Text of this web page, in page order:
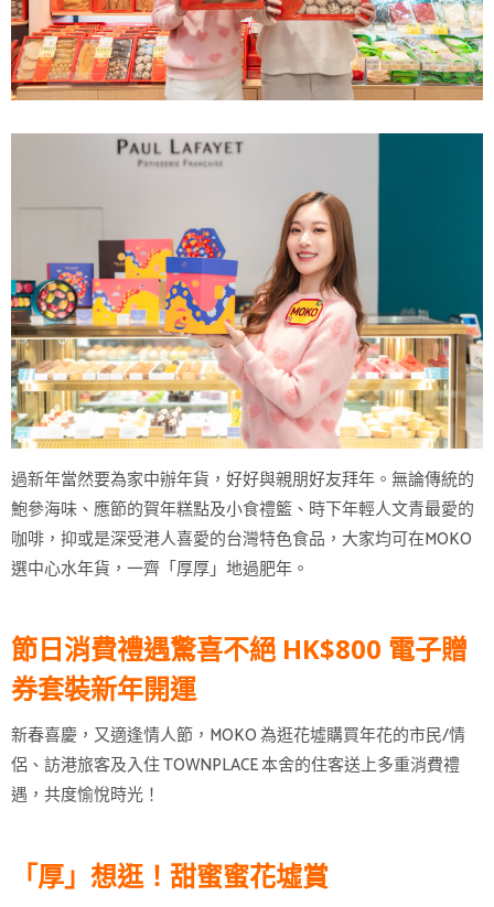
過新年當然要為家中辦年貨，好好與親朋好友拜年。無論傳統的
鮑參海味、應節的賀年糕點及小食禮籃、時下年輕人文青最愛的
咖啡，抑或是深受港人喜愛的台灣特色食品，大家均可在MOKO
選中心水年貨，一齊「厚厚」地過肥年。
節日消費禮遇驚喜不絕 HK$800 電子贈
券套裝新年開運
新春喜慶，又適逢情人節，MOKO 為逛花墟購買年花的市民/情
侶、訪港旅客及入住 TOWNPLACE 本舍的住客送上多重消費禮
遇，共度愉悅時光！
「厚」想逛！甜蜜蜜花墟賞